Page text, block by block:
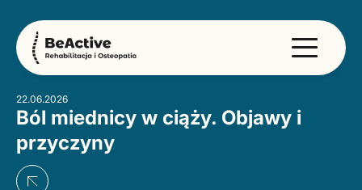
22.06.2026
Ból miednicy w ciąży. Objawy i
przyczyny